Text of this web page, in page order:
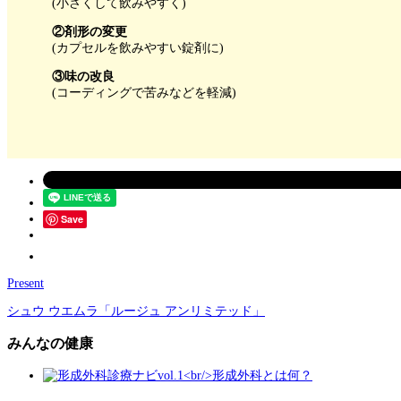
(小さくして飲みやすく)
②剤形の変更
(カプセルを飲みやすい錠剤に)
③味の改良
(コーディングで苦みなどを軽減)
Save
Present
シュウ ウエムラ「ルージュ アンリミテッド」
みんなの健康